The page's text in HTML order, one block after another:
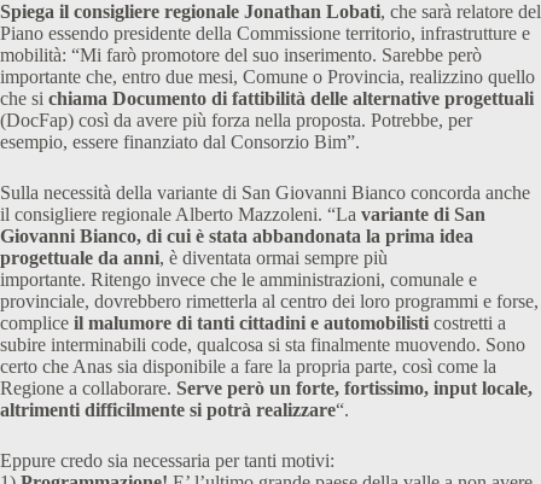
Spiega il consigliere regionale Jonathan Lobati, che sarà relatore del
Piano essendo presidente della Commissione territorio, infrastrutture e
mobilità: “Mi farò promotore del suo inserimento. Sarebbe però
importante che, entro due mesi, Comune o Provincia, realizzino quello
che si chiama Documento di fattibilità delle alternative progettuali
(DocFap) così da avere più forza nella proposta. Potrebbe, per
esempio, essere finanziato dal Consorzio Bim”.
Sulla necessità della variante di San Giovanni Bianco concorda anche
il consigliere regionale Alberto Mazzoleni. “La variante di San
Giovanni Bianco, di cui è stata abbandonata la prima idea
progettuale da anni, è diventata ormai sempre più
importante. Ritengo invece che le amministrazioni, comunale e
provinciale, dovrebbero rimetterla al centro dei loro programmi e forse,
complice il malumore di tanti cittadini e automobilisti costretti a
subire interminabili code, qualcosa si sta finalmente muovendo. Sono
certo che Anas sia disponibile a fare la propria parte, così come la
Regione a collaborare. Serve però un forte, fortissimo, input locale,
altrimenti difficilmente si potrà realizzare“.
Eppure credo sia necessaria per tanti motivi: